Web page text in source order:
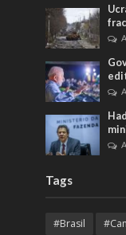
Tags
#Brasil